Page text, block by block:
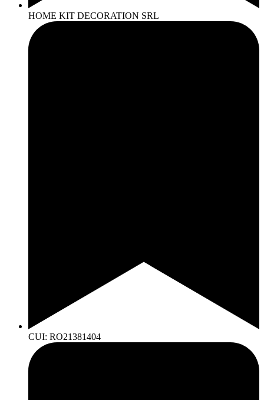
HOME KIT DECORATION SRL
CUI: RO21381404